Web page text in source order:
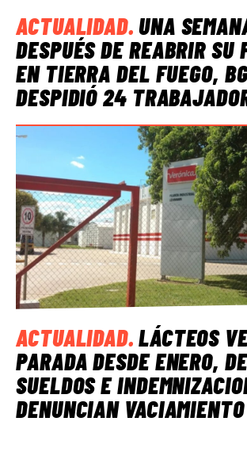
ACTUALIDAD.UNA
DESPUÉS DE REABRIR SU
EN TIERRA DEL FUEGO,
DESPIDIÓ 24
ACTUALIDAD.LÁCTEOS
PARADA DESDE ENERO,
SUELDOS E
DENUNCIAN VACIAMIENTO